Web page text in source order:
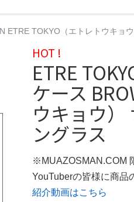
ETRE TOKYO（エトレトウキョ
HOT !
ETRE
ケース
ウキョウ）
ングラス
※MUAZOSMAN.COM
YouTuberの皆様に商品
紹介動画はこちら